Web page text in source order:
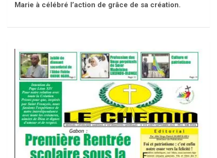
Marie à célébré l’action de grâce de sa création.